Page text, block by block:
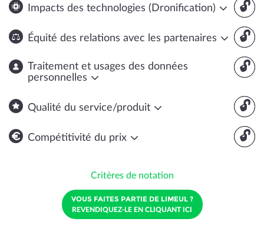
🔓
Impacts des technologies (Dronification)
🔓
Équité des relations avec les partenaires
🔓
Traitement et usages des données
personnelles
🔓
Qualité du service/produit
🔓
Compétitivité du prix
Critères de notation
VOUS FAITES PARTIE DE LIMEUL ?
REVENDIQUEZ-LE EN CLIQUANT ICI